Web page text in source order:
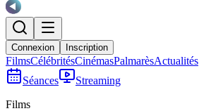
Connexion Inscription
FilmsCélébritésCinémasPalmarèsActualités
Séances
Streaming
Films